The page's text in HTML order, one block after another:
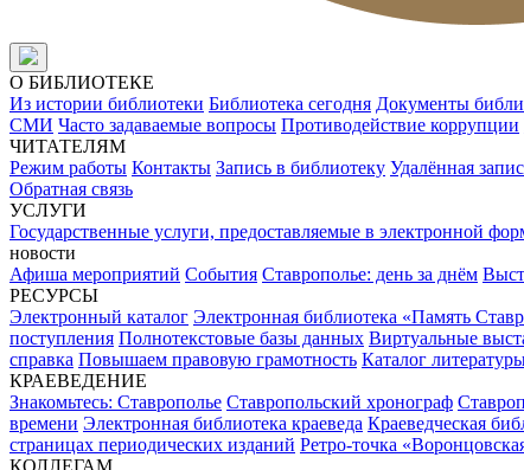
О БИБЛИОТЕКЕ
Из истории библиотеки Библиотека сегодня Документы
СМИ Часто задаваемые вопросы Противодействие коррупции
ЧИТАТЕЛЯМ
Режим работы Контакты Запись в библиотеку Удалённая
Обратная связь
УСЛУГИ
Государственные услуги, предоставляемые в электронной
новости
Афиша мероприятий События Ставрополье: день за днём
РЕСУРСЫ
Электронный каталог Электронная библиотека «Память
поступления Полнотекстовые базы данных Виртуальные
справка Повышаем правовую грамотность Каталог
КРАЕВЕДЕНИЕ
Знакомьтесь: Ставрополье Ставропольский хронограф
времени Электронная библиотека краеведа Краеведческая
страницах периодических изданий Ретро-точка
КОЛЛЕГАМ